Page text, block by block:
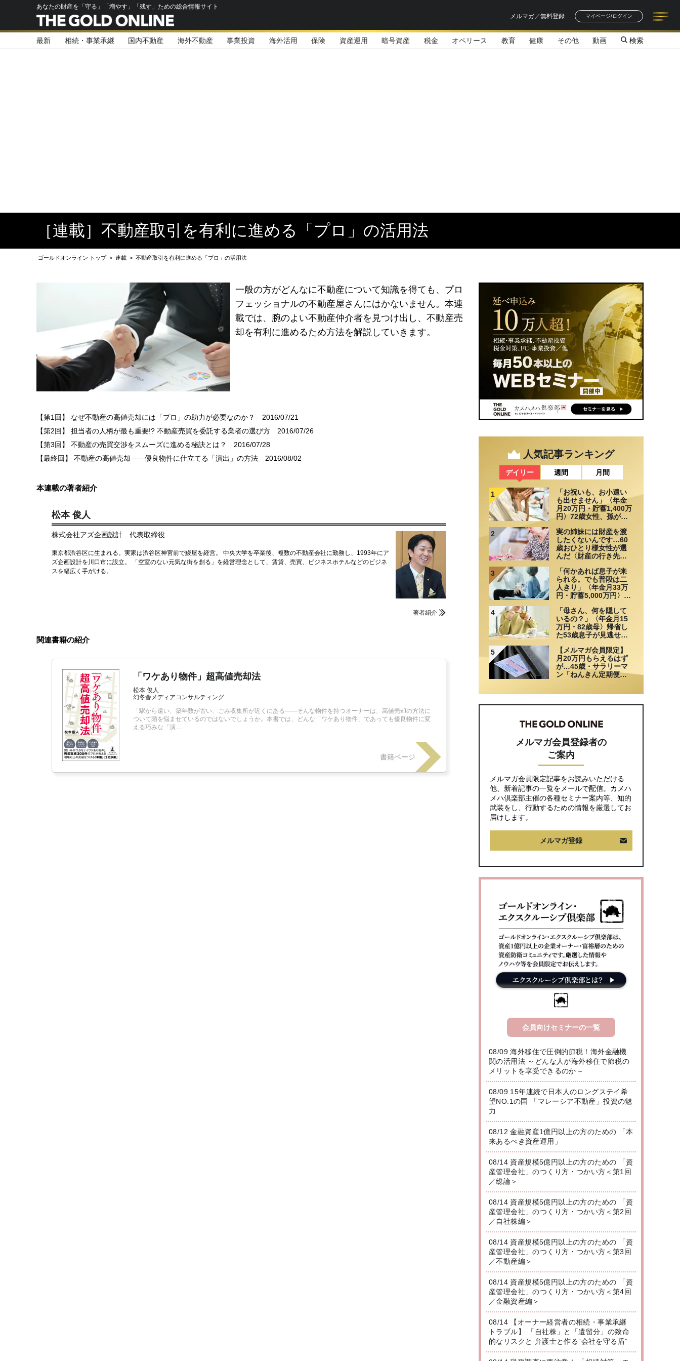
あなたの財産を「守る」「増やす」「残す」ための総合情報サイト
メルマガ／無料登録
マイページ/ログイン
記事一覧
著者一覧
最新 相続・事業承継 国内不動産 海外不動産 事業投資 海外活用 保険 資産運用 暗号資産 税金 オペリース 教育 健康 その他 動画 検索
［連載］不動産取引を有利に進める「プロ」の活用法
ゴールドオンライン トップ > 連載 > 不動産取引を有利に進める「プロ」の活用法
一般の方がどんなに不動産について知識を得ても、プロ
フェッショナルの不動産屋さんにはかないません。本連
載では、腕のよい不動産仲介者を見つけ出し、不動産売
却を有利に進めるため方法を解説していきます。
【第1回】 なぜ不動産の高値売却には「プロ」の助力が必要なのか？
2016/07/21
【第2回】 担当者の人柄が最も重要!? 不動産売買を委託する業者の選び方 2016/07/26
【第3回】 不動産の売買交渉をスムーズに進める秘訣とは？
2016/07/28
【最終回】 不動産の高値売却――優良物件に仕立てる「演出」の方法 2016/08/02
本連載の著者紹介
松本 俊人
株式会社アズ企画設計 代表取締役
東京都渋谷区に生まれる。実家は渋谷区神宮前で鰻屋を経営。 中央大学を卒業後、複数の不動産会社に勤務し、1993年にア
ズ企画設計を川口市に設立。 「空室のない元気な街を創る」を経営理念として、賃貸、売買、ビジネスホテルなどのビジネ
スを幅広く手がける。
著者紹介
関連書籍の紹介
「ワケあり物件」超高値売却法
松本 俊人
幻冬舎メディアコンサルティング
「駅から遠い、築年数が古い、ごみ収集所が近くにある――そんな物件を持つオーナーは、高値売却の方法に
ついて頭を悩ませているのではないでしょうか。本書では、どんな「ワケあり物件」であっても優良物件に変
える巧みな「演…
書籍ページ
人気記事ランキング
デイリー 週間 月間
1
「お祝いも、お小遣い
も出せません」〈年金
月20万円・貯蓄1,400万
円〉72歳女性、孫が来
と
2
実の姉妹には財産を渡
したくないんです…60
歳おひとり様女性が選
んだ〈財産の行き先〉
3
「何かあれば息子が来
られる。でも普段は二
人きり」〈年金月33万
円・貯蓄5,000万円〉70
して選んだ“ちょうどい
い距離”
4
「母さん、何を隠して
いるの？」〈年金月15
万円・82歳母〉帰省し
た53歳息子が見逃せな
5
【メルマガ会員限定】
月20万円もらえるはず
が…45歳・サラリーマ
ン「ねんきん定期便」
け取ることになる年金
いでは？」
メルマガ会員登録者の
ご案内
メルマガ会員限定記事をお読みいただける
他、新着記事の一覧をメールで配信。カメハ
メハ倶楽部主催の各種セミナー案内等、知的
武装をし、行動するための情報を厳選してお
届けします。
メルマガ登録
会員向けセミナーの一覧
08/09 海外移住で圧倒的節税！海外金融機
関の活用法 ～どんな人が海外移住で節税の
メリットを享受できるのか～
08/09 15年連続で日本人のロングステイ希
望NO.1の国 「マレーシア不動産」投資の魅
力
08/12 金融資産1億円以上の方のための 「本
来あるべき資産運用」
08/14 資産規模5億円以上の方のための 「資
産管理会社」のつくり方・つかい方＜第1回
／総論＞
08/14 資産規模5億円以上の方のための 「資
産管理会社」のつくり方・つかい方＜第2回
／自社株編＞
08/14 資産規模5億円以上の方のための 「資
産管理会社」のつくり方・つかい方＜第3回
／不動産編＞
08/14 資産規模5億円以上の方のための 「資
産管理会社」のつくり方・つかい方＜第4回
／金融資産編＞
08/14 【オーナー経営者の相続・事業承継
トラブル】 「自社株」と「遺留分」の致命
的なリスクと 弁護士と作る”会社を守る盾”